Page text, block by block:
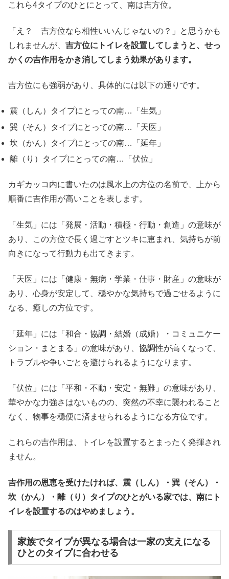
これら4タイプのひとにとって、南は吉方位。
「え？ 吉方位なら相性いいんじゃないの？」と思うかも
しれませんが、 吉方位にトイレを設置してしまうと、せっ
かくの吉作用をかき消してしまう効果があります。
吉方位にも強弱があり、具体的には以下の通りです。
震（しん）タイプにとっての南…「生気」
巽（そん）タイプにとっての南…「天医」
坎（かん）タイプにとっての南…「延年」
離（り）タイプにとっての南…「伏位」
カギカッコ内に書いたのは風水上の方位の名前で、上から
順番に吉作用が高いことを表します。
「生気」には「発展・活動・積極・行動・創造」の意味が
あり、この方位で長く過ごすとツキに恵まれ、気持ちが前
向きになって行動力も出てきます。
「天医」には「健康・無病・学業・仕事・財産」の意味が
あり、心身が安定して、穏やかな気持ちで過ごせるように
なる、癒しの方位です。
「延年」には「和合・協調・結婚（成婚）・コミュニケー
ション・まとまる」の意味があり、協調性が高くなって、
トラブルや争いごとを避けられるようになります。
「伏位」には「平和・不動・安定・無難」の意味があり、
華やかな力強さはないものの、突然の不幸に襲われること
なく、物事を穏便に済ませられるようになる方位です。
これらの吉作用は、トイレを設置するとまったく発揮され
ません。
吉作用の恩恵を受けたければ、震（しん）・巽（そん）・
坎（かん）・離（り）タイプのひとがいる家では、南にト
イレを設置するのはやめましょう。
家族でタイプが異なる場合は一家の支えになる
ひとのタイプに合わせる